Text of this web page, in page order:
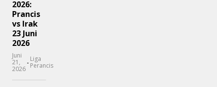
2026:
Prancis
vs Irak
23 Juni
2026
Juni
21,
2026
- Liga
Perancis